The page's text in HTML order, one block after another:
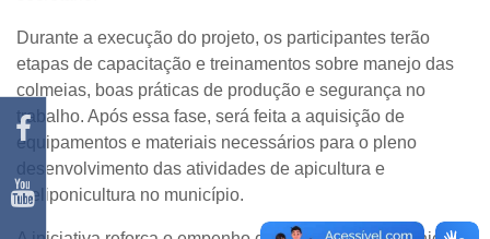
Durante a execução do projeto, os participantes terão
etapas de capacitação e treinamentos sobre manejo das
colmeias, boas práticas de produção e segurança no
trabalho. Após essa fase, será feita a aquisição de
equipamentos e materiais necessários para o pleno
desenvolvimento das atividades de apicultura e
meliponicultura no município.